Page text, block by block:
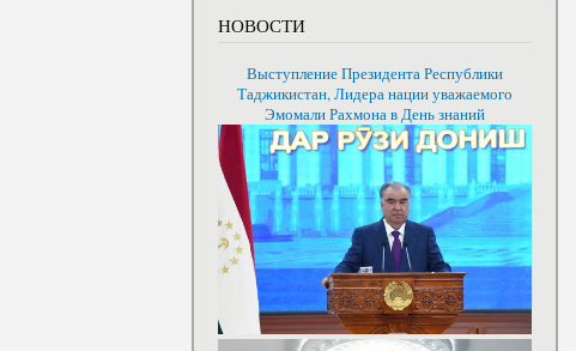
НОВОСТИ
Выступление Президента Республики
Таджикистан, Лидера нации уважаемого
Эмомали Рахмона в День знаний